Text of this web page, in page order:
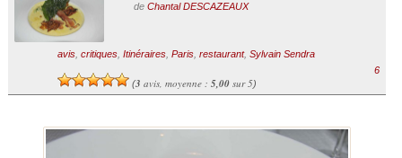
de Chantal DESCAZEAUX
avis, critiques, Itinéraires, Paris, restaurant, Sylvain Sendra
(3 avis, moyenne : 5,00sur 5)
6